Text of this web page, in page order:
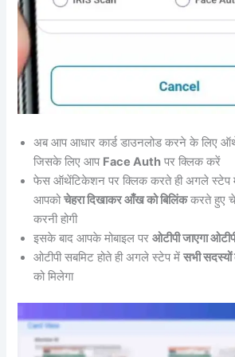
अब आप आधार कार्ड डाउनलोड करने के लिए
जिसके लिए आप Face Auth पर क्लिक करें
फेस ऑथेंटिकेशन पर क्लिक करते ही अगले स्टेप
आपकोचेहरा दिखाकर आँख को बिलिंककरते हुए
करनी होगी
इसके बाद आपके मोबाइल परओटीपी जाएगा
ओटीपी सबमिट होते ही अगले स्टेप मेंसभी सदस्यों
को मिलेगा